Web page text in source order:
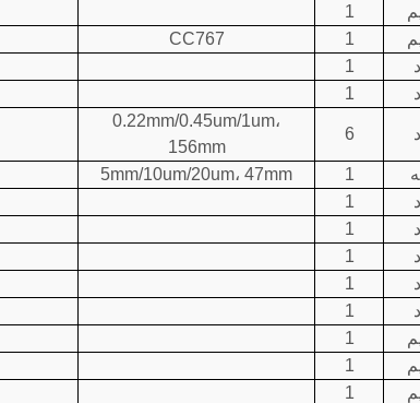
1
CC767 1
1
1
0.22mm/0.45um/1um،
156mm
6
5mm/10um/20um، 47mm 1
1
1
1
1
1
1
1
1